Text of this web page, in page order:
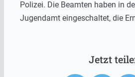
Polizei. Die Beamten haben in
Jugendamt eingeschaltet, die